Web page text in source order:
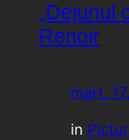
„Dejunul
Renoir
mart.
in